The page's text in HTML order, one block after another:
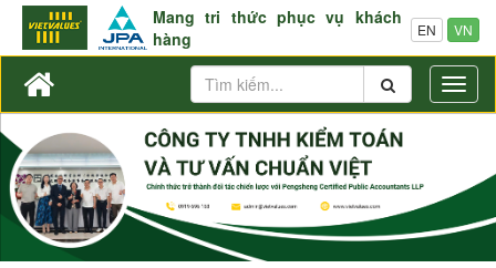
Mang tri thức phục vụ khách
hàng
EN VN